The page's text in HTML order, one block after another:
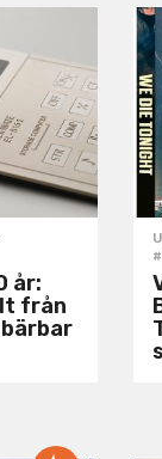
år:
från